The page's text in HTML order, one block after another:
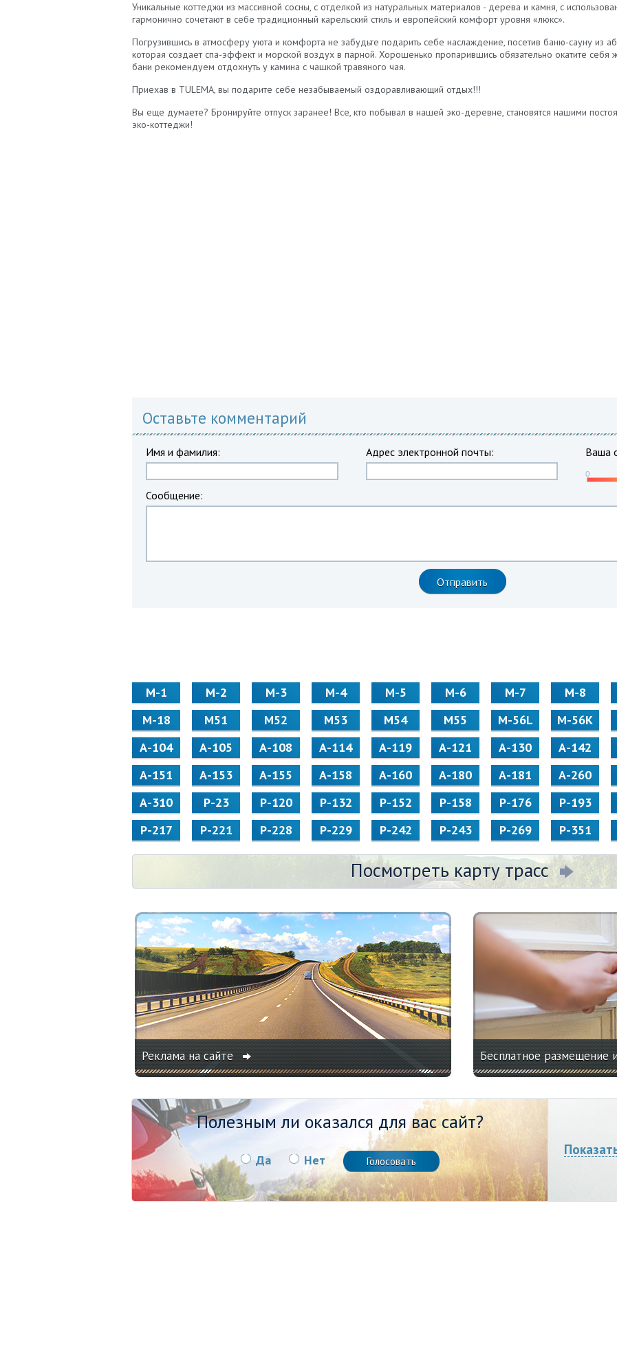
Уникальные коттеджи из массивной сосны, с отделкой из натуральных материалов - дерева и камня, с
гармонично сочетают в себе традиционный карельский стиль и европейский комфорт уровня «люкс».
Погрузившись в атмосферу уюта и комфорта не забудьте подарить себе наслаждение, посетив баню-сауну из
которая создает спа-эффект и морской воздух в парной. Хорошенько пропарившись обязательно окатите
бани рекомендуем отдохнуть у камина с чашкой травяного чая.
Приехав в TULEMA, вы подарите себе незабываемый оздоравливающий отдых!!!
Вы еще думаете? Бронируйте отпуск заранее! Все, кто побывал в нашей эко-деревне, становятся нашими
эко-коттеджи!
Оставьте комментарий
Имя и фамилия: Адрес электронной почты: Ваша
Сообщение:
М-1 М-2 М-3 М-4 М-5 М-6 М-7 М-8
М-18
М51 М52 М53 М54 М55 M-56L M-56K
А-104
А-105 А-108 А-114 А-119 А-121 А-130 А-142
А-151
А-153 А-155 А-158 А-160 А-180 А-181 А-260
А-310
Р-23 Р-120 Р-132 Р-152 Р-158 Р-176 Р-193
Р-217
Р-221 Р-228 Р-229 Р-242 Р-243 Р-269 Р-351
Посмотреть карту трасс
Реклама на сайте Бесплатное размещение
Полезным ли оказался для вас сайт?
Да Нет